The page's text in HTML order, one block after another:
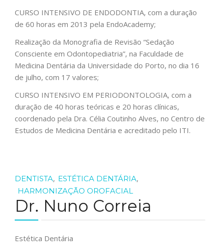
CURSO INTENSIVO DE ENDODONTIA, com a duração
de 60 horas em 2013 pela EndoAcademy;
Realização da Monografia de Revisão “Sedação
Consciente em Odontopediatria”, na Faculdade de
Medicina Dentária da Universidade do Porto, no dia 16
de julho, com 17 valores;
CURSO INTENSIVO EM PERIODONTOLOGIA, com a
duração de 40 horas teóricas e 20 horas clínicas,
coordenado pela Dra. Célia Coutinho Alves, no Centro de
Estudos de Medicina Dentária e acreditado pelo ITI.
DENTISTA, ESTÉTICA DENTÁRIA,
HARMONIZAÇÃO OROFACIAL
Dr. Nuno Correia
Estética Dentária